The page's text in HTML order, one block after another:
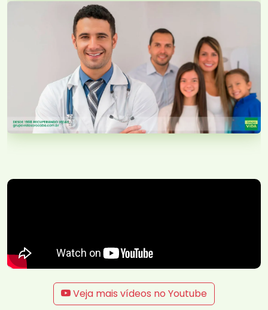
Veja mais vídeos no Youtube